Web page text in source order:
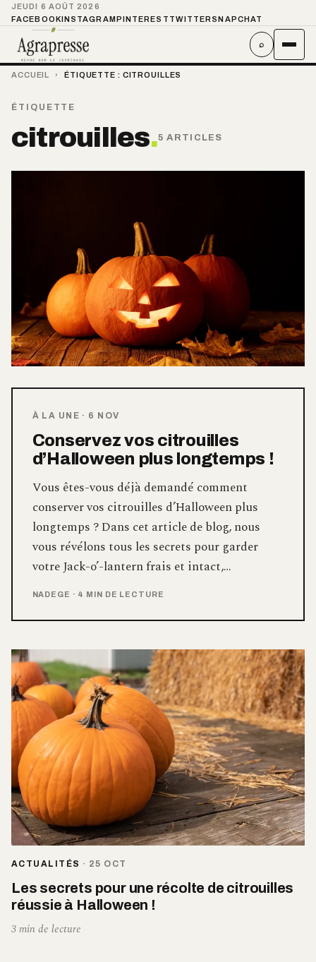
JEUDI 6 AOÛT 2026
FACEBOOKINSTAGRAMPINTEREST TWITTER SNAPCHAT
⌕
ACCUEIL › ÉTIQUETTE : CITROUILLES
ÉTIQUETTE
citrouilles.5 ARTICLES
À LA UNE · 6 NOV
Conservez vos citrouilles
d’Halloween plus longtemps !
Vous êtes-vous déjà demandé comment
conserver vos citrouilles d’Halloween plus
longtemps ? Dans cet article de blog, nous
vous révélons tous les secrets pour garder
votre Jack-o’-lantern frais et intact,…
NADEGE · 4 MIN DE LECTURE
ACTUALITÉS · 25 OCT
Les secrets pour une récolte de citrouilles
réussie à Halloween !
3 min de lecture